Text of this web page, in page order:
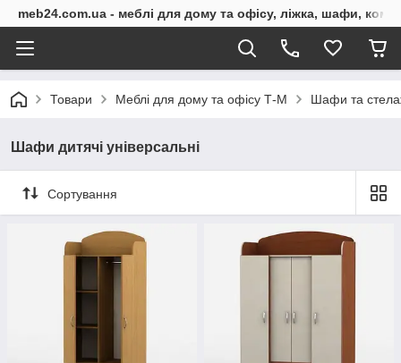
meb24.com.ua - меблі для дому та офісу, ліжка, шафи,
Товари Меблі для дому та офісу Т-М Шафи та
Шафи дитячі універсальні
Сортування